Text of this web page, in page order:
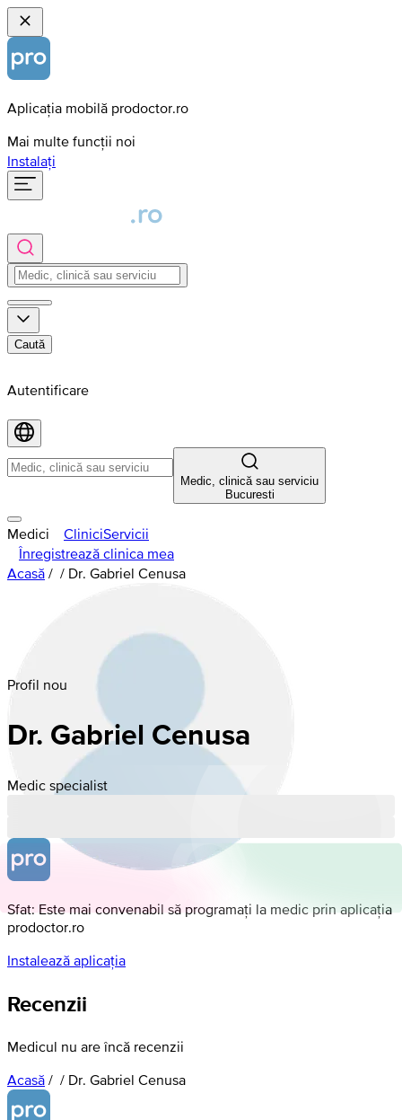
Aplicația mobilă prodoctor.ro
Mai multe funcții noi
Instalați
Caută
Autentificare
Medic, clinică sau serviciu
Bucuresti
Medici CliniciServicii
Înregistrează clinica mea
Acasă / / Dr. Gabriel Cenusa
Profil nou
Dr. Gabriel Cenusa
Medic specialist
Sfat: Este mai convenabil să programați la medic prin aplicația
prodoctor.ro
Instalează aplicația
Recenzii
Medicul nu are încă recenzii
Acasă / / Dr. Gabriel Cenusa